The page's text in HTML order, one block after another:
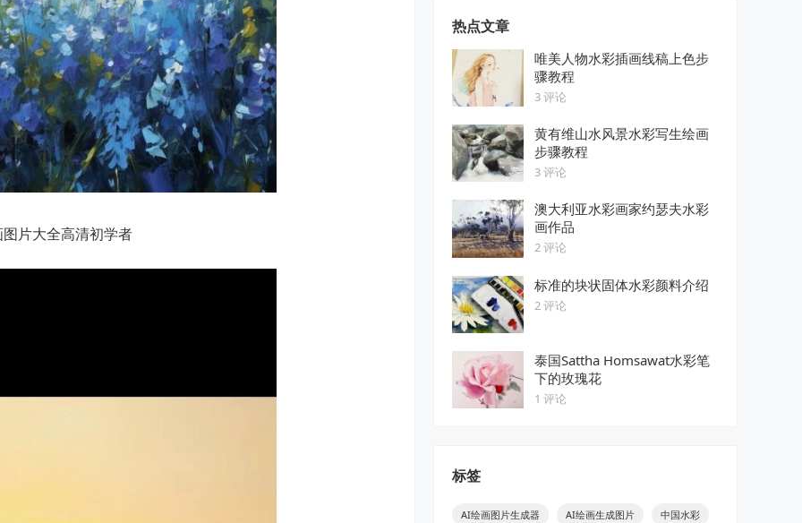
片大全高清初学者
热点文章
唯美人物水彩插画线稿上色步
骤教程
3 评论
黄有维山水风景水彩写生绘画
步骤教程
3 评论
澳大利亚水彩画家约瑟夫水彩
画作品
2 评论
标准的块状固体水彩颜料介绍
2 评论
泰国Sattha Homsawat水彩笔
下的玫瑰花
1 评论
标签
AI绘画图片生成器 AI绘画生成图片 中国水彩